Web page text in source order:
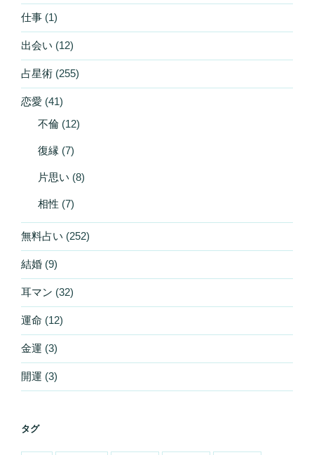
仕事 (1)
出会い (12)
占星術 (255)
恋愛 (41)
不倫 (12)
復縁 (7)
片思い (8)
相性 (7)
無料占い (252)
結婚 (9)
耳マン (32)
運命 (12)
金運 (3)
開運 (3)
タグ